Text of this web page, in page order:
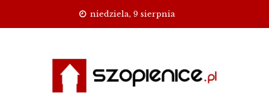
niedziela, 9 sierpnia